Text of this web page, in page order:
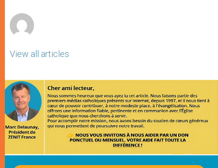
View all articles